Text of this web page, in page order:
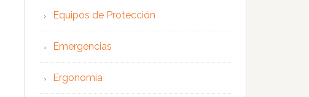
Equipos de Protección
Emergencias
Ergonomía